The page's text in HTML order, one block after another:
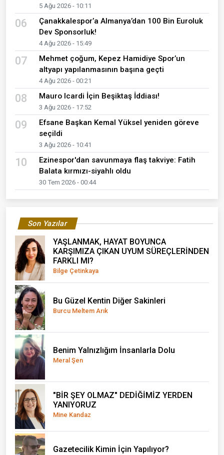
5 Ağu 2026 - 10:11
06
Çanakkalespor’a Almanya’dan 100 Bin Euroluk
Dev Sponsorluk!
4 Ağu 2026 - 15:49
07
Mehmet çoğum, Kepez Hamidiye Spor’un
altyapı yapılanmasının başına geçti
4 Ağu 2026 - 00:21
08 Mauro Icardi İçin Beşiktaş İddiası!
3 Ağu 2026 - 17:52
09
Efsane Başkan Kemal Yüksel yeniden göreve
seçildi
3 Ağu 2026 - 10:41
10
Ezinespor'dan savunmaya flaş takviye: Fatih
Balata kırmızı-siyahlı oldu
30 Tem 2026 - 00:44
Son Yazılar
YAŞLANMAK, HAYAT BOYUNCA
KARŞIMIZA ÇIKAN UYUM SÜREÇLERİNDEN
FARKLI MI?
Bilge Çetinkaya
Bu Güzel Kentin Diğer Sakinleri
Burcu Meltem Arık
Benim Yalnızlığım İnsanlarla Dolu
Meral Şen
"BİR ŞEY OLMAZ" DEDİĞİMİZ YERDEN
YANIYORUZ
Mine Kandaz
Gazetecilik Kimin İçin Yapılıyor?